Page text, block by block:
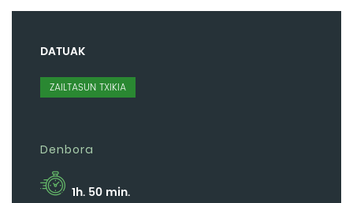
DATUAK
ZAILTASUN TXIKIA
Denbora
1h. 50 min.